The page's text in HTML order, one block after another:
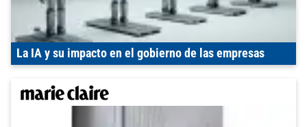
La IA y su impacto en el gobierno de las empresas